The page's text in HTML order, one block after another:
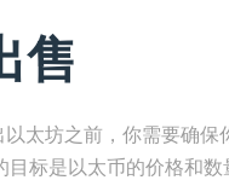
售
太坊之前，你需要确
标是以太币的价格和数